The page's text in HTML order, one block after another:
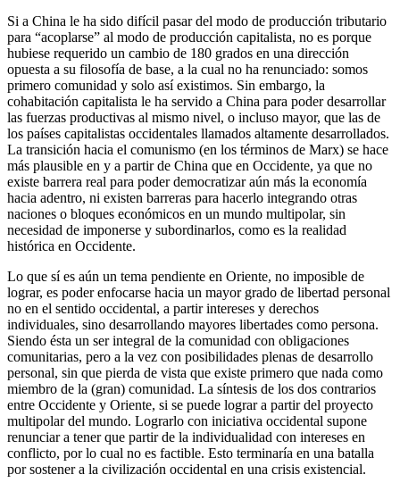
Si a China le ha sido difícil pasar del modo de producción tributario
para “acoplarse” al modo de producción capitalista, no es porque
hubiese requerido un cambio de 180 grados en una dirección
opuesta a su filosofía de base, a la cual no ha renunciado: somos
primero comunidad y solo así existimos. Sin embargo, la
cohabitación capitalista le ha servido a China para poder desarrollar
las fuerzas productivas al mismo nivel, o incluso mayor, que las de
los países capitalistas occidentales llamados altamente desarrollados.
La transición hacia el comunismo (en los términos de Marx) se hace
más plausible en y a partir de China que en Occidente, ya que no
existe barrera real para poder democratizar aún más la economía
hacia adentro, ni existen barreras para hacerlo integrando otras
naciones o bloques económicos en un mundo multipolar, sin
necesidad de imponerse y subordinarlos, como es la realidad
histórica en Occidente.
Lo que sí es aún un tema pendiente en Oriente, no imposible de
lograr, es poder enfocarse hacia un mayor grado de libertad personal
no en el sentido occidental, a partir intereses y derechos
individuales, sino desarrollando mayores libertades como persona.
Siendo ésta un ser integral de la comunidad con obligaciones
comunitarias, pero a la vez con posibilidades plenas de desarrollo
personal, sin que pierda de vista que existe primero que nada como
miembro de la (gran) comunidad. La síntesis de los dos contrarios
entre Occidente y Oriente, si se puede lograr a partir del proyecto
multipolar del mundo. Lograrlo con iniciativa occidental supone
renunciar a tener que partir de la individualidad con intereses en
conflicto, por lo cual no es factible. Esto terminaría en una batalla
por sostener a la civilización occidental en una crisis existencial.